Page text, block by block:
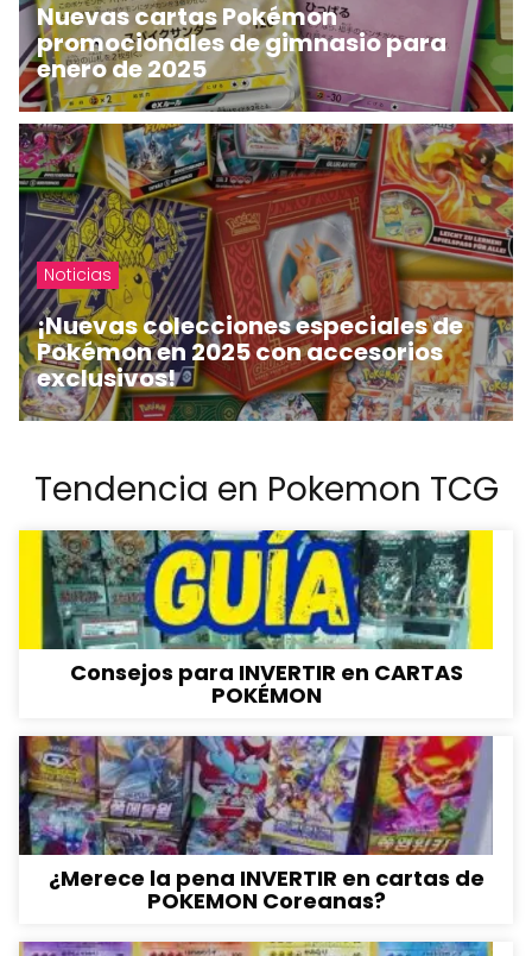
Nuevas cartas Pokémon
promocionales de gimnasio para
enero de 2025
Noticias
¡Nuevas colecciones especiales de
Pokémon en 2025 con accesorios
exclusivos!
Tendencia en Pokemon TCG
Consejos para INVERTIR en CARTAS
POKÉMON
¿Merece la pena INVERTIR en cartas de
POKEMON Coreanas?